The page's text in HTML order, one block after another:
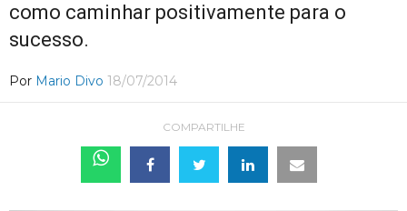
como caminhar positivamente para o
sucesso.
Por Mario Divo 18/07/2014
COMPARTILHE